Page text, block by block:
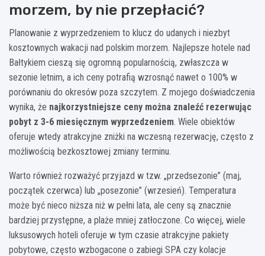
morzem, by nie przepłacić?
Planowanie z wyprzedzeniem to klucz do udanych i niezbyt
kosztownych wakacji nad polskim morzem. Najlepsze hotele nad
Bałtykiem cieszą się ogromną popularnością, zwłaszcza w
sezonie letnim, a ich ceny potrafią wzrosnąć nawet o 100% w
porównaniu do okresów poza szczytem. Z mojego doświadczenia
wynika, że najkorzystniejsze ceny można znaleźć rezerwując
pobyt z 3-6 miesięcznym wyprzedzeniem. Wiele obiektów
oferuje wtedy atrakcyjne zniżki na wczesną rezerwację, często z
możliwością bezkosztowej zmiany terminu.
Warto również rozważyć przyjazd w tzw. „przedsezonie” (maj,
początek czerwca) lub „posezonie” (wrzesień). Temperatura
może być nieco niższa niż w pełni lata, ale ceny są znacznie
bardziej przystępne, a plaże mniej zatłoczone. Co więcej, wiele
luksusowych hoteli oferuje w tym czasie atrakcyjne pakiety
pobytowe, często wzbogacone o zabiegi SPA czy kolacje